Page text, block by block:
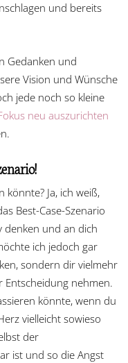
und bereits
Gedanken und
Vision und Wünsche
jede noch so kleine
neu auszurichten
könnte? Ja, ich weiß,
Best-Case-Szenario
denken und an dich
ich jedoch gar
sondern dir vielmehr
nehmen.
könnte, wenn du
vielleicht sowieso
der
ist und so die Angst